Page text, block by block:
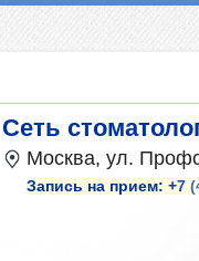
Сеть
Москва, ул.
Запись на прием: +7